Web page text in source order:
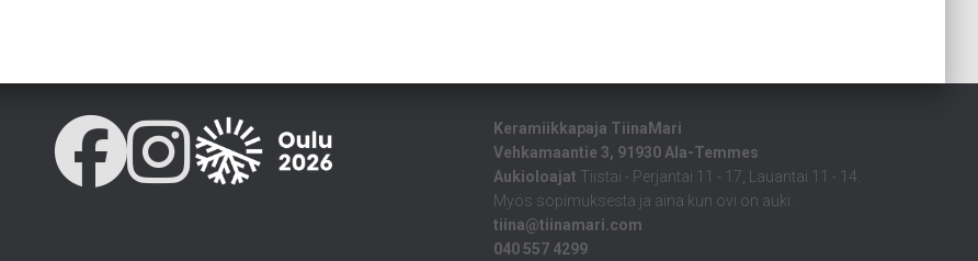
Keramiikkapaja TiinaMari
Vehkamaantie 3, 91930 Ala-Temmes
Aukioloajat Tiistai - Perjantai 11 - 17, Lauantai 11 - 14.
Myös sopimuksesta ja aina kun ovi on auki.
tiina@tiinamari.com
040 557 4299